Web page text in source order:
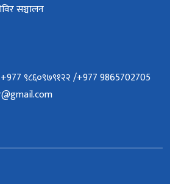
सञ्चालन
९८६०९७९१२२ /+977 9865702705